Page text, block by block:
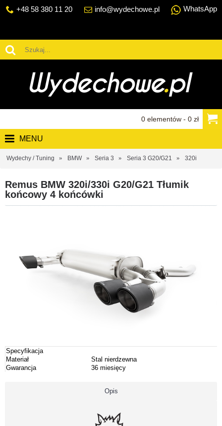
+48 58 380 11 20 info@wydechowe.pl WhatsApp
0 elementów - 0 zł
MENU
Wydechy / Tuning BMW Seria 3 Seria 3 G20/G21 320i
Remus BMW 320i/330i G20/G21 Tłumik
końcowy 4 końcówki
Specyfikacja
Materiał
Stal nierdzewna
Gwarancja
36 miesięcy
Opis